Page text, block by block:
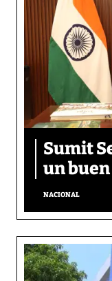
Sumit
un buen
NACIONAL